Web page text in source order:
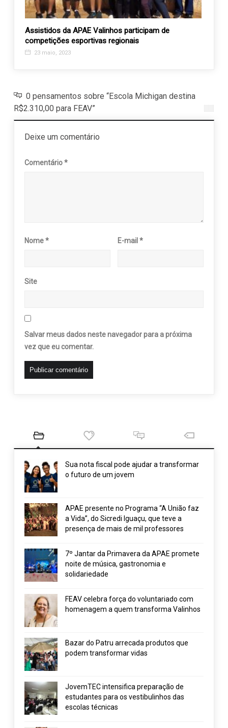
Assistidos da APAE Valinhos participam de
competições esportivas regionais
23 maio, 2023
0 pensamentos sobre “Escola Michigan destina
R$2.310,00 para FEAV”
Deixe um comentário
Comentário*
Nome* E-mail*
Site
Salvar meus dados neste navegador para a próxima
vez que eu comentar.
Sua nota fiscal pode ajudar a transformar
o futuro de um jovem
APAE presente no Programa “A União faz
a Vida”, do Sicredi Iguaçu, que teve a
presença de mais de mil professores
7º Jantar da Primavera da APAE promete
noite de música, gastronomia e
solidariedade
FEAV celebra força do voluntariado com
homenagem a quem transforma Valinhos
Bazar do Patru arrecada produtos que
podem transformar vidas
JovemTEC intensifica preparação de
estudantes para os vestibulinhos das
escolas técnicas